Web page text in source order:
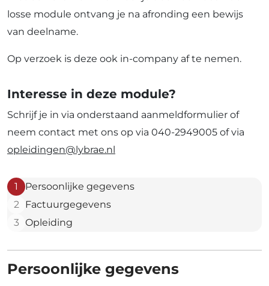
losse module ontvang je na afronding een bewijs
van deelname.
Op verzoek is deze ook in-company af te nemen.
Interesse in deze module?
Schrijf je in via onderstaand aanmeldformulier of
neem contact met ons op via 040-2949005 of via
opleidingen@lybrae.nl
1
Persoonlijke gegevens
2
Factuurgegevens
3 Opleiding
Persoonlijke gegevens